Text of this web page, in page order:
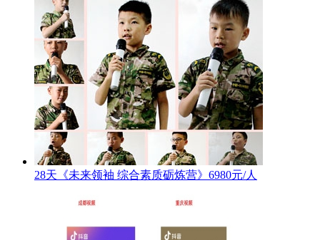
28天《未来领袖 综合素质砺炼营》6980元/人